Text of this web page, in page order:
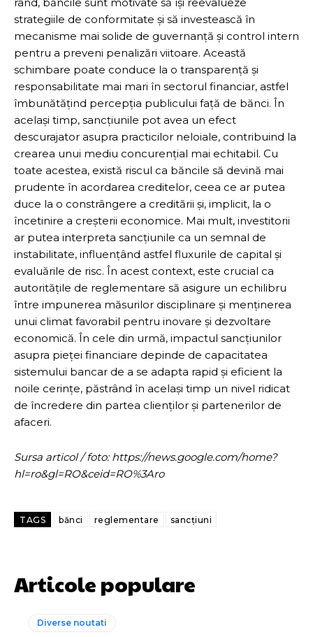
strategiile de conformitate și să investească în
mecanisme mai solide de guvernanță și control intern
pentru a preveni penalizări viitoare. Această
schimbare poate conduce la o transparență și
responsabilitate mai mari în sectorul financiar, astfel
îmbunătățind percepția publicului față de bănci. În
același timp, sancțiunile pot avea un efect
descurajator asupra practicilor neloiale, contribuind la
crearea unui mediu concurențial mai echitabil. Cu
toate acestea, există riscul ca băncile să devină mai
prudente în acordarea creditelor, ceea ce ar putea
duce la o constrângere a creditării și, implicit, la o
încetinire a creșterii economice. Mai mult, investitorii
ar putea interpreta sancțiunile ca un semnal de
instabilitate, influențând astfel fluxurile de capital și
evaluările de risc. În acest context, este crucial ca
autoritățile de reglementare să asigure un echilibru
între impunerea măsurilor disciplinare și menținerea
unui climat favorabil pentru inovare și dezvoltare
economică. În cele din urmă, impactul sancțiunilor
asupra pieței financiare depinde de capacitatea
sistemului bancar de a se adapta rapid și eficient la
noile cerințe, păstrând în același timp un nivel ridicat
de încredere din partea clienților și partenerilor de
afaceri.
Sursa articol / foto: https://news.google.com/home?
hl=ro&gl=RO&ceid=RO%3Aro
TAGS bănci reglementare sancțiuni
Articole populare
Diverse noutati